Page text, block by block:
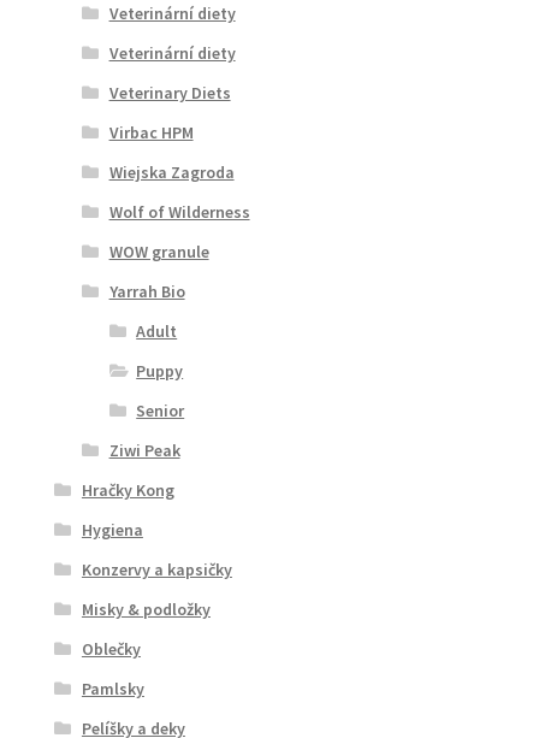
Veterinární diety
Veterinární diety
Veterinary Diets
Virbac HPM
Wiejska Zagroda
Wolf of Wilderness
WOW granule
Yarrah Bio
Adult
Puppy
Senior
Ziwi Peak
Hračky Kong
Hygiena
Konzervy a kapsičky
Misky & podložky
Oblečky
Pamlsky
Pelíšky a deky